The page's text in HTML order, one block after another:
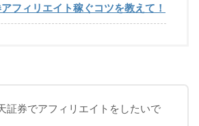
フィリエイト稼ぐコツを教えて！
証券でアフィリエイトをしたいで